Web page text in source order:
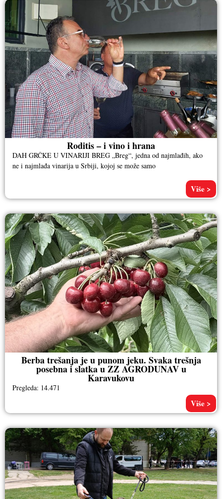
Roditis – i vino i hrana
DAH GRČKE U VINARIJI BREG „Breg“, jedna od najmlađih, ako
ne i najmlađa vinarija u Srbiji, kojoj se može samo
Više >
Berba trešanja je u punom jeku. Svaka trešnja
posebna i slatka u ZZ AGRODUNAV u
Karavukovu
Pregleda: 14.471
Više >